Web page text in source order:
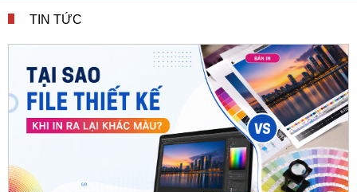
TIN TỨC